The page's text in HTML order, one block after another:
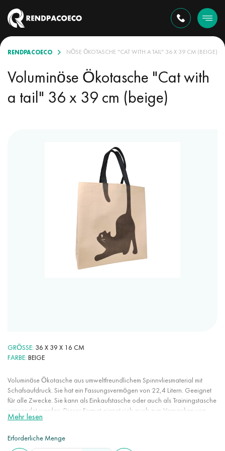
RENDPACOECOVOLUMINÖSE ÖKOTASCHE "CAT WITH A TAIL" 36 X 39 CM (BEIGE)
Voluminöse Ökotasche "Cat with
a tail" 36 x 39 cm (beige)
GRÖSSE
36 X 39 X 16 CM
FARBE
BEIGE
Voluminöse Ökotasche aus umweltfreundlichem Spinnvliesmaterial mit
Schafsaufdruck. Sie hat ein Fassungsvermögen von 22,4 Litern. Geeignet
für alle Zwecke. Sie kann als Einkaufstasche oder auch als Trainingstasche
verwendet werden. Dieses Format eignet sich auch zum Verpacken von
Waren, zum Beispiel passt ein mittelgroßer Schuhkarton perfekt hinein.
geräumig, leicht, leihen nicht aus, knittern nicht, nehmen wenig Platz weg,
Mehr lesen
Erforderliche Menge